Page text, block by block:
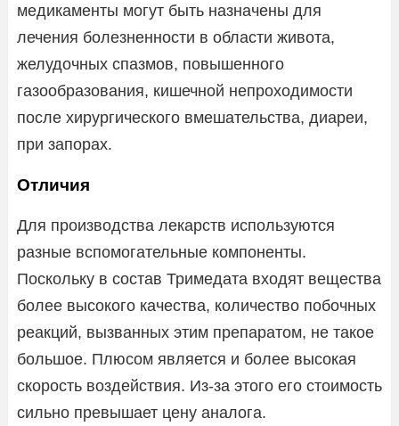
медикаменты могут быть назначены для
лечения болезненности в области живота,
желудочных спазмов, повышенного
газообразования, кишечной непроходимости
после хирургического вмешательства, диареи,
при запорах.
Отличия
Для производства лекарств используются
разные вспомогательные компоненты.
Поскольку в состав Тримедата входят вещества
более высокого качества, количество побочных
реакций, вызванных этим препаратом, не такое
большое. Плюсом является и более высокая
скорость воздействия. Из-за этого его стоимость
сильно превышает цену аналога.